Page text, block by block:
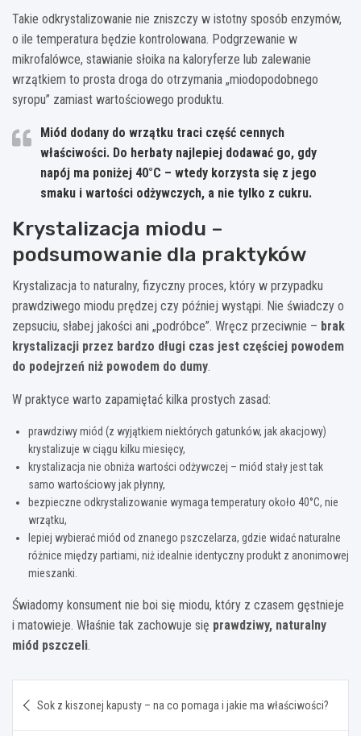
Takie odkrystalizowanie nie zniszczy w istotny sposób enzymów,
o ile temperatura będzie kontrolowana. Podgrzewanie w
mikrofalówce, stawianie słoika na kaloryferze lub zalewanie
wrzątkiem to prosta droga do otrzymania „miodopodobnego
syropu” zamiast wartościowego produktu.
Miód dodany do wrzątku traci część cennych
właściwości. Do herbaty najlepiej dodawać go, gdy
napój ma poniżej 40°C – wtedy korzysta się z jego
smaku i wartości odżywczych, a nie tylko z cukru.
Krystalizacja miodu –
podsumowanie dla praktyków
Krystalizacja to naturalny, fizyczny proces, który w przypadku
prawdziwego miodu prędzej czy później wystąpi. Nie świadczy o
zepsuciu, słabej jakości ani „podróbce”. Wręcz przeciwnie – brak
krystalizacji przez bardzo długi czas jest częściej powodem
do podejrzeń niż powodem do dumy.
W praktyce warto zapamiętać kilka prostych zasad:
prawdziwy miód (z wyjątkiem niektórych gatunków, jak akacjowy)
krystalizuje w ciągu kilku miesięcy,
krystalizacja nie obniża wartości odżywczej – miód stały jest tak
samo wartościowy jak płynny,
bezpieczne odkrystalizowanie wymaga temperatury około 40°C, nie
wrzątku,
lepiej wybierać miód od znanego pszczelarza, gdzie widać naturalne
różnice między partiami, niż idealnie identyczny produkt z anonimowej
mieszanki.
Świadomy konsument nie boi się miodu, który z czasem gęstnieje
i matowieje. Właśnie tak zachowuje się prawdziwy, naturalny
miód pszczeli.
wpisu
Sok z kiszonej kapusty – na co pomaga i jakie ma właściwości?